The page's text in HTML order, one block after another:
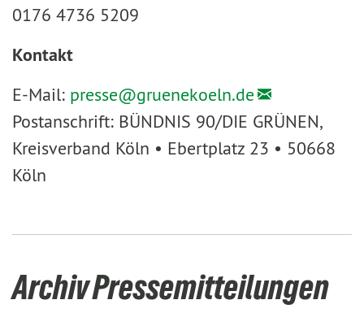
0176 4736 5209
Kontakt
E-Mail: presse@gruenekoeln.de
Postanschrift: BÜNDNIS 90/DIE GRÜNEN,
Kreisverband Köln • Ebertplatz 23 • 50668
Köln
Archiv Pressemitteilungen